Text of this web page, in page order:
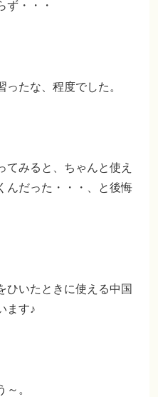
ず・・・
たな、程度でした。
てみると、ちゃんと使え
んだった・・・、と後悔
ひいたときに使える中国
ます♪
～。